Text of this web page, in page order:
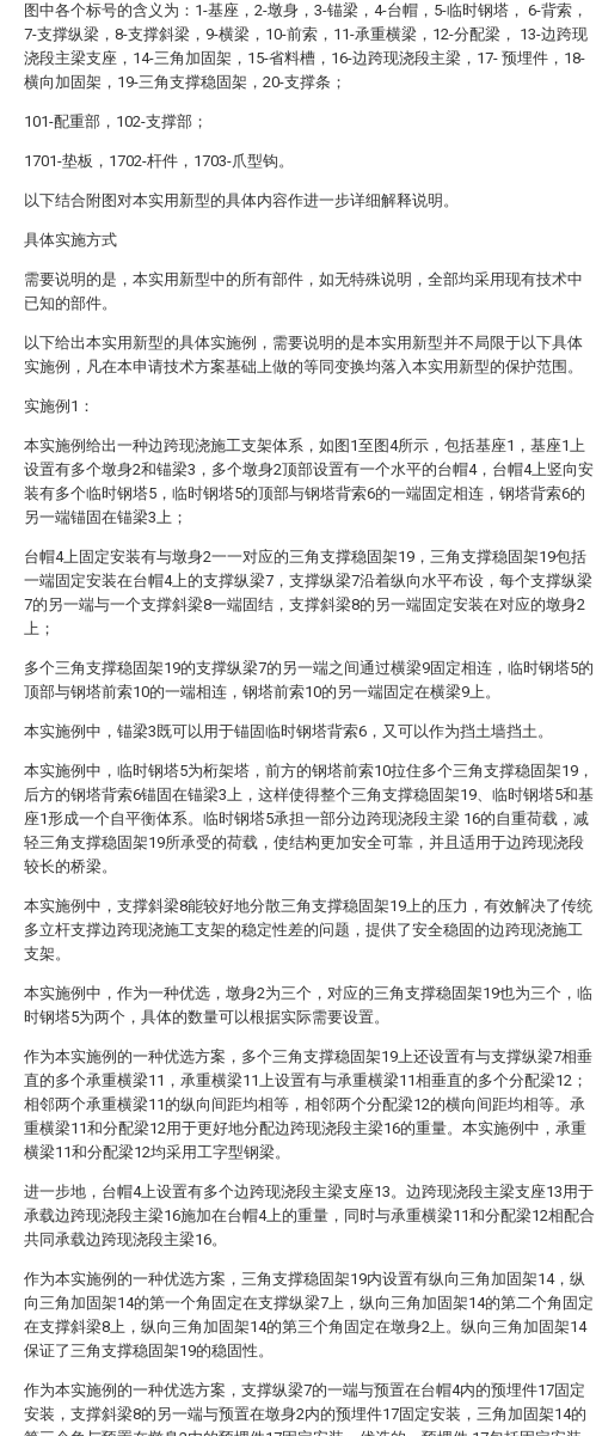
图中各个标号的含义为：1-基座，2-墩身，3-锚梁，4-台帽，5-临时钢塔， 6-背索，
7-支撑纵梁，8-支撑斜梁，9-横梁，10-前索，11-承重横梁，12-分配梁， 13-边跨现
浇段主梁支座，14-三角加固架，15-省料槽，16-边跨现浇段主梁，17- 预埋件，18-
横向加固架，19-三角支撑稳固架，20-支撑条；
101-配重部，102-支撑部；
1701-垫板，1702-杆件，1703-爪型钩。
以下结合附图对本实用新型的具体内容作进一步详细解释说明。
具体实施方式
需要说明的是，本实用新型中的所有部件，如无特殊说明，全部均采用现有技术中
已知的部件。
以下给出本实用新型的具体实施例，需要说明的是本实用新型并不局限于以下具体
实施例，凡在本申请技术方案基础上做的等同变换均落入本实用新型的保护范围。
实施例1：
本实施例给出一种边跨现浇施工支架体系，如图1至图4所示，包括基座1，基座1上
设置有多个墩身2和锚梁3，多个墩身2顶部设置有一个水平的台帽4，台帽4上竖向安
装有多个临时钢塔5，临时钢塔5的顶部与钢塔背索6的一端固定相连，钢塔背索6的
另一端锚固在锚梁3上；
台帽4上固定安装有与墩身2一一对应的三角支撑稳固架19，三角支撑稳固架19包括
一端固定安装在台帽4上的支撑纵梁7，支撑纵梁7沿着纵向水平布设，每个支撑纵梁
7的另一端与一个支撑斜梁8一端固结，支撑斜梁8的另一端固定安装在对应的墩身2
上；
多个三角支撑稳固架19的支撑纵梁7的另一端之间通过横梁9固定相连，临时钢塔5的
顶部与钢塔前索10的一端相连，钢塔前索10的另一端固定在横梁9上。
本实施例中，锚梁3既可以用于锚固临时钢塔背索6，又可以作为挡土墙挡土。
本实施例中，临时钢塔5为桁架塔，前方的钢塔前索10拉住多个三角支撑稳固架19，
后方的钢塔背索6锚固在锚梁3上，这样使得整个三角支撑稳固架19、临时钢塔5和基
座1形成一个自平衡体系。临时钢塔5承担一部分边跨现浇段主梁 16的自重荷载，减
轻三角支撑稳固架19所承受的荷载，使结构更加安全可靠，并且适用于边跨现浇段
较长的桥梁。
本实施例中，支撑斜梁8能较好地分散三角支撑稳固架19上的压力，有效解决了传统
多立杆支撑边跨现浇施工支架的稳定性差的问题，提供了安全稳固的边跨现浇施工
支架。
本实施例中，作为一种优选，墩身2为三个，对应的三角支撑稳固架19也为三个，临
时钢塔5为两个，具体的数量可以根据实际需要设置。
作为本实施例的一种优选方案，多个三角支撑稳固架19上还设置有与支撑纵梁7相垂
直的多个承重横梁11，承重横梁11上设置有与承重横梁11相垂直的多个分配梁12；
相邻两个承重横梁11的纵向间距均相等，相邻两个分配梁12的横向间距均相等。承
重横梁11和分配梁12用于更好地分配边跨现浇段主梁16的重量。本实施例中，承重
横梁11和分配梁12均采用工字型钢梁。
进一步地，台帽4上设置有多个边跨现浇段主梁支座13。边跨现浇段主梁支座13用于
承载边跨现浇段主梁16施加在台帽4上的重量，同时与承重横梁11和分配梁12相配合
共同承载边跨现浇段主梁16。
作为本实施例的一种优选方案，三角支撑稳固架19内设置有纵向三角加固架14，纵
向三角加固架14的第一个角固定在支撑纵梁7上，纵向三角加固架14的第二个角固定
在支撑斜梁8上，纵向三角加固架14的第三个角固定在墩身2上。纵向三角加固架14
保证了三角支撑稳固架19的稳固性。
作为本实施例的一种优选方案，支撑纵梁7的一端与预置在台帽4内的预埋件17固定
安装，支撑斜梁8的另一端与预置在墩身2内的预埋件17固定安装，三角加固架14的